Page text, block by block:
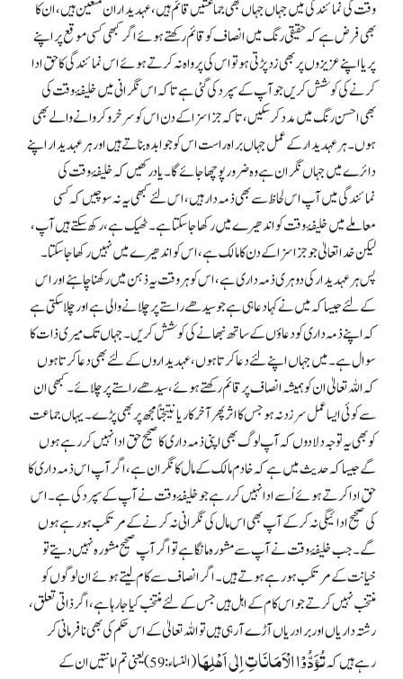
وقت کی نمائندگی میں جہاں جہاں بھی جماعتیں قائم ہیں، عہدیداران متعین ہیں، ان کا
بھی فرض ہے کہ حقیقی رنگ میں انصاف کو قائم رکھتے ہوئے اگر کبھی کسی موقع پر اپنے
پر یا اپنے عزیزوں پر بھی زد پڑتی ہو تو اس کی پرواہ نہ کرتے ہوئے اس نمائندگی کا حق ادا
کرنے کی کوشش کریں جو آپ کے سپرد کی گئی ہے تاکہ اس نگرانی میں خلیفۂ وقت کی
بھی احسن رنگ میں مدد کر سکیں، تاکہ جزا سزاکے دن اس کو سرخرو کروانے والے بھی
ہوں۔ ہر عہدیدار کے عمل جہاں براہ راست اس کو جوابدہ بناتے ہیں اور ہر عہدیدار اپنے
دائرے میں جہاں نگران ہے وہ ضرور پوچھا جائے گا۔ یادرکھیں کہ خلیفۂ وقت کی
نمائندگی میں آپ اس لحاظ سے بھی ذمہ دار ہیں، اس لئے کبھی یہ نہ سوچیں کہ کسی
معاملے میں خلیفۂ وقت کو اندھیرے میں رکھا جا سکتا ہے۔ ٹھیک ہے، رکھ سکتے ہیں آپ،
لیکن خدا تعالیٰ جو جزا سزا کے دن کا مالک ہے، اس کو اندھیرے میں نہیں رکھا جا سکتا۔
پس ہر عہدیدار کی دوہری ذمہ داری ہے، اس کو ہر وقت یہ ذہن میں رکھنا چاہئے اور اس
کے لئے جیسا کہ میں نے کہا دعا ہی ہے جو سیدھے راستے پر چلانے والی ہے اور چلا سکتی ہے
کہ اپنے ذمہ داری کو دعاؤں کے ساتھ نبھانے کی کوشش کریں۔ جہاں تک میری ذات کا
سوال ہے۔ میں جہاں اپنے لئے دعا کرتا ہوں، عہدیداروں کے لئے بھی دعا کرتا ہوں
کہ اللہ تعالیٰ ان کو ہمیشہ انصاف پرقائم رکھتے ہوئے، سیدھے راستے پر چلائے۔ کبھی ان
سے کوئی ایسا عمل سرزد نہ ہو جس کا اثر پھر آخر کار یا نتیجتاً مجھ پربھی پڑے۔ یہاں جماعت
کو بھی یہ توجہ دلا دوں کہ آپ لوگ بھی اپنی ذمہ داری کا صحیح حق ادا نہیں کر رہے ہوں
گے جیسا کہ حدیث میں ہے کہ خادم مالک کے مال کا نگران ہے، اگر آپ اس ذمہ داری کا
حق ادا کرتے ہوئے اُسے ادا نہیں کر رہے جو خلیفۂ وقت نے آپ کے سپرد کی ہے۔ اس
کی صحیح ادائیگی نہ کرکے آپ بھی اس مال کی نگرانی نہ کرنے کے مرتکب ہو رہے ہوں
گے۔ جب خلیفۂ وقت نے آپ سے مشورہ مانگا ہے تو اگر آپ صحیح مشورہ نہیں دیتے تو
خیانت کے مرتکب ہو رہے ہوتے ہیں۔ اگر انصاف سے کام لیتے ہوئے ان لوگوں کو
منتخب نہیں کرتے جو اس کام کے اہل ہیں جس کے لئے منتخب کیا جا رہا ہے، اگر ذاتی تعلق،
رشتہ داریاں اور برادریاں آڑے آ رہی ہیں تو اللہ تعالیٰ کے اس حکم کی بھی نافرمانی کر
رہے ہیں کہتُؤَدُّوْا الْاَمَانَاتِ اِلٰی اَھْلِھَا
(النساء:59) یعنی تم امانتیں ان کے